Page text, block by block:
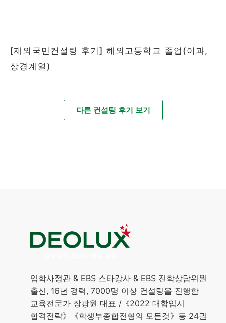
[재외국민컨설팅 후기] 해외고등학교 졸업(이과,
상경계열)
다른 컨설팅 후기 보기
입학사정관 & EBS 스타강사 & EBS 진학상담위원
출신, 16년 경력, 7000명 이상 컨설팅을 진행한
교육전문가 장광원 대표 /《2022 대합입시
합격전략》《학생부종합전형의 모든것》등 24권